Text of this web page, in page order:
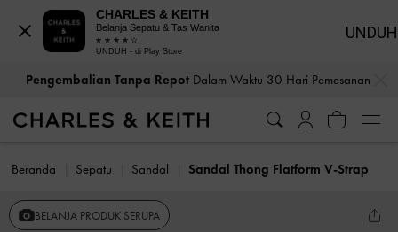
Pengembalian Tanpa RepotDalam Waktu 30 Hari Pemesanan
Beranda Sepatu Sandal Sandal Thong Flatform V-Strap
BELANJA PRODUK SERUPA
CHARLES & KEITH
Belanja Sepatu & Tas Wanita
UNDUH - di Play Store
UNDUH